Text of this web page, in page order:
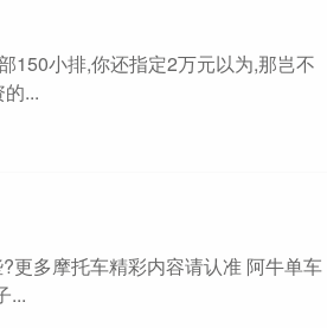
150小排,你还指定2万元以为,那岂不
...
更多摩托车精彩内容请认准 阿牛单车
...